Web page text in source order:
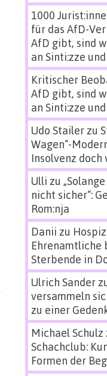
1000
für das AfD-
AfD gibt, sind
an Sinti:zze
Kritischer
AfD gibt, sind
an Sinti:zze
Udo Stailerzu
Wagen“-
Insolvenz
Ulli zu
nicht sicher“:
Rom:nja
Danii zu
Ehrenamtliche
Sterbende in
Ulrich Sander
versammeln
zu einer
Michael Schulz
Schachclub:
Formen der